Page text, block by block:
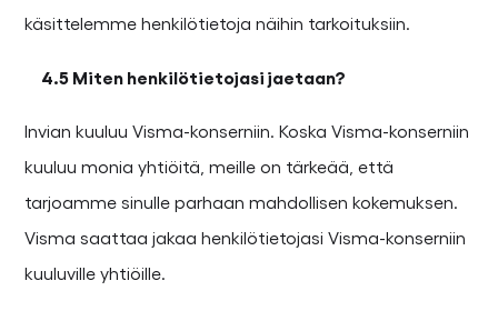
käsittelemme henkilötietoja näihin tarkoituksiin.
4.5 Miten henkilötietojasi jaetaan?
Invian kuuluu Visma-konserniin. Koska Visma-konserniin
kuuluu monia yhtiöitä, meille on tärkeää, että
tarjoamme sinulle parhaan mahdollisen kokemuksen.
Visma saattaa jakaa henkilötietojasi Visma-konserniin
kuuluville yhtiöille.